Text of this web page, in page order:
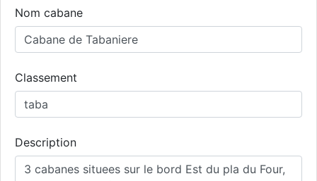
Nom cabane
Classement
Description